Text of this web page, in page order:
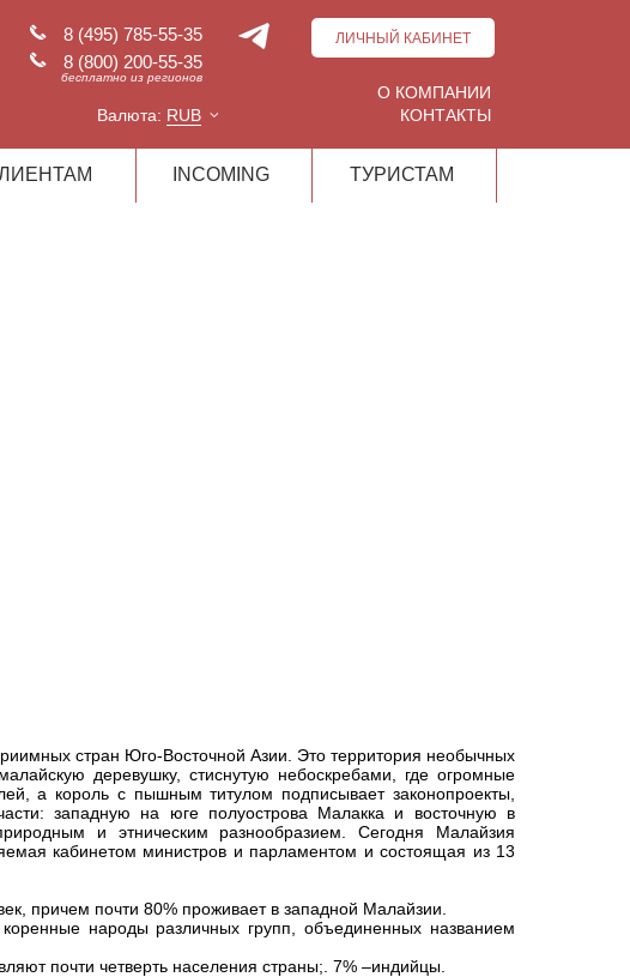
8 (495) 785-55-35
8 (800) 200-55-35
бесплатно из регионов
Валюта: RUB
ЛИЧНЫЙ КАБИНЕТ
О КОМПАНИИ
КОНТАКТЫ
INCOMING ТУРИСТАМ
стран Юго-Восточной Азии. Это территория необычных
деревушку, стиснутую небоскребами, где огромные
а король с пышным титулом подписывает законопроекты,
западную на юге полуострова Малакка и восточную в
и этническим разнообразием. Сегодня Малайзия
кабинетом министров и парламентом и состоящая из 13
причем почти 80% проживает в западной Малайзии.
народы различных групп, объединенных названием
почти четверть населения страны;. 7% –индийцы.